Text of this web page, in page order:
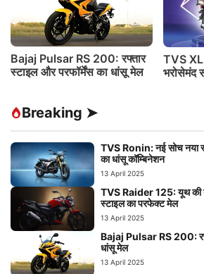
Bajaj Pulsar RS 200: रफ्तार
स्टाइल और परफॉर्मेंस का धांसू मेल
TVS
भरोसेमंद
Breaking ➤
TVS Ronin: नई सोच नया
का धांसू कॉम्बिनेशन
13 April 2025
TVS Raider 125: यूथ की
स्टाइल का परफेक्ट मेल
13 April 2025
Bajaj Pulsar RS 200:
धांसू मेल
13 April 2025